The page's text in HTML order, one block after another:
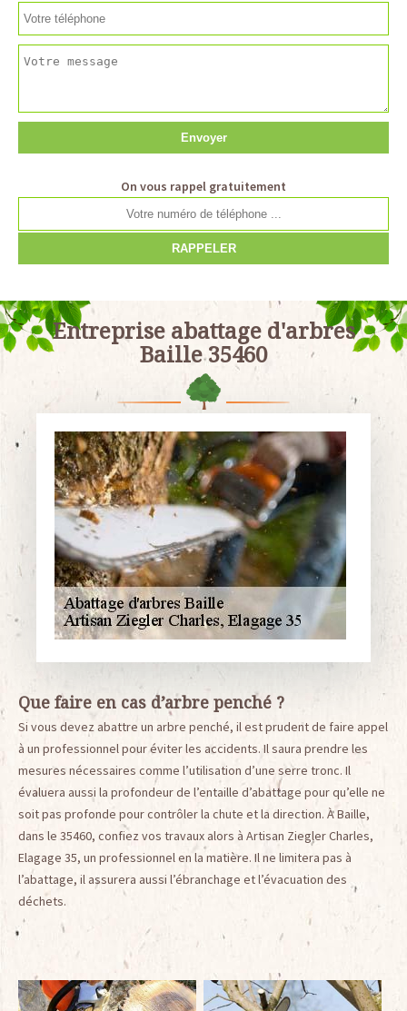
On vous rappel gratuitement
Entreprise abattage d'arbres
Baille 35460
Que faire en cas d’arbre penché ?
Si vous devez abattre un arbre penché, il est prudent de faire appel
à un professionnel pour éviter les accidents. Il saura prendre les
mesures nécessaires comme l’utilisation d’une serre tronc. Il
évaluera aussi la profondeur de l’entaille d’abattage pour qu’elle ne
soit pas profonde pour contrôler la chute et la direction. À Baille,
dans le 35460, confiez vos travaux alors à Artisan Ziegler Charles,
Elagage 35, un professionnel en la matière. Il ne limitera pas à
l’abattage, il assurera aussi l’ébranchage et l’évacuation des
déchets.